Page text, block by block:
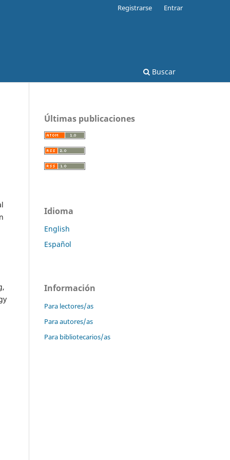
Buscar
Registrarse Entrar
Últimas publicaciones
Idioma
English
Español
Información
Para lectores/as
Para autores/as
Para bibliotecarios/as